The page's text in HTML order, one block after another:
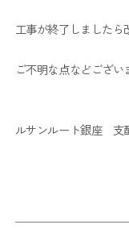
工事が終了しましたら
ご不明な点などござい
ルサンルート銀座 支